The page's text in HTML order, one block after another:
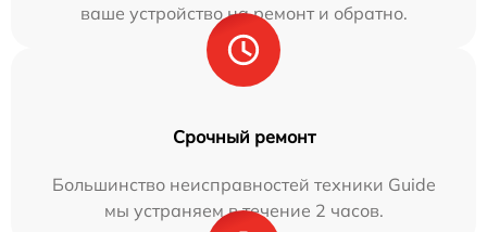
ваше устройство на ремонт и обратно.
Срочный ремонт
Большинство неисправностей техники Guide
мы устраняем в течение 2 часов.